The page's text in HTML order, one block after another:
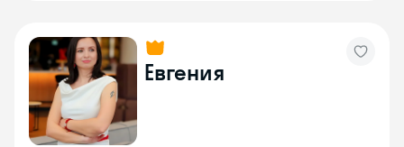
Евгения